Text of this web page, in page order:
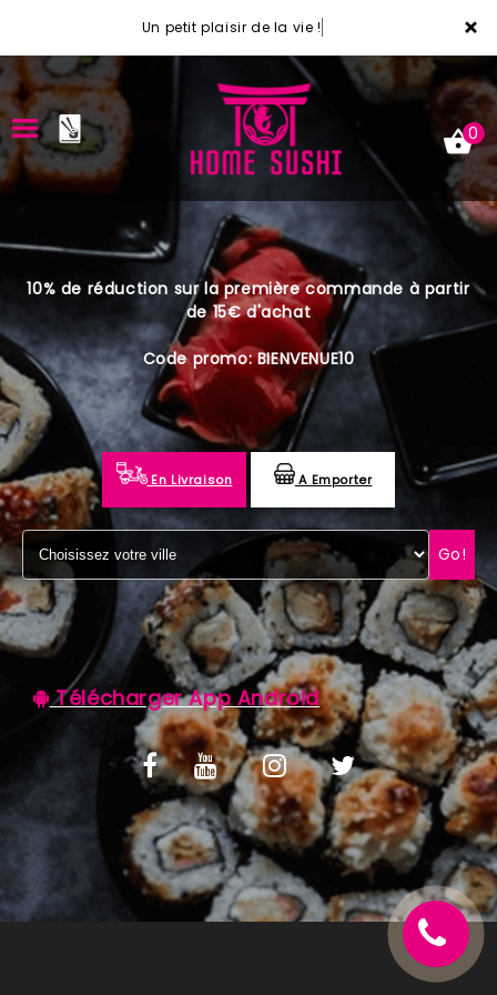
×
Un petit plaisir de la vie !
ACCUEIL
VOTRE COMPTE
NOTRE RESTAURANT
VOS AVIS
MENTIONS LÉGALES
C.G.V
0
10% de réduction sur la première commande à partir
de 15€ d'achat
Code promo: BIENVENUE10
En Livraison A Emporter
Go!
Télécharger App Android